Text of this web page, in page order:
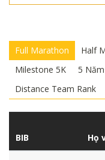
Full Marathon Half
Milestone 5K
5
Distance Team Rank
BIB Họ